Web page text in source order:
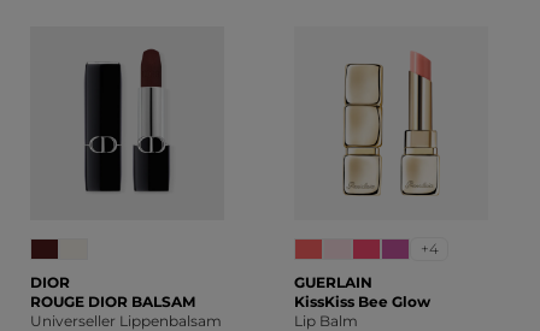
DIOR
ROUGE DIOR BALSAM
Universeller Lippenbalsam
+4
GUERLAIN
KissKiss Bee Glow
Lip Balm